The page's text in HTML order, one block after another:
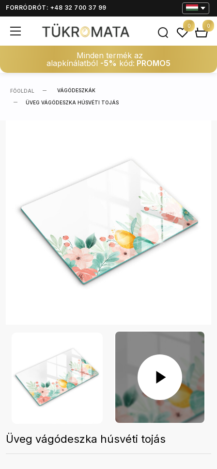
FORRÓDRÓT: +48 32 700 37 99
Minden termék az
alapkínálatból -5% kód: PROMO5
0 0
FŐOLDAL VÁGÓDESZKÁK
ÜVEG VÁGÓDESZKA HÚSVÉTI TOJÁS
Üveg vágódeszka húsvéti tojás